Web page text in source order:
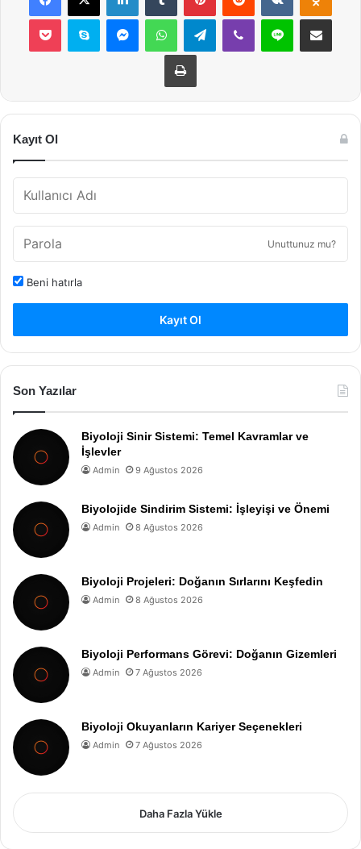
Pocket Skype MessengerWhatsAppTelegramViber Line E-Posta ile
Yazdır
Kayıt Ol
Unuttunuz mu?
Beni hatırla
Kayıt Ol
Son Yazılar
Biyoloji Sinir Sistemi: Temel Kavramlar ve
İşlevler
Admin 9 Ağustos 2026
Biyolojide Sindirim Sistemi: İşleyişi ve Önemi
Admin 8 Ağustos 2026
Biyoloji Projeleri: Doğanın Sırlarını Keşfedin
Admin 8 Ağustos 2026
Biyoloji Performans Görevi: Doğanın Gizemleri
Admin 7 Ağustos 2026
Biyoloji Okuyanların Kariyer Seçenekleri
Admin 7 Ağustos 2026
Daha Fazla Yükle